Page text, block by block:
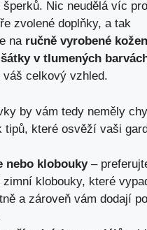
Nic neudělá víc
zvolené doplňky, a tak
na ručně vyrobené
šátky v tlumených
váš celkový vzhled.
by vám tedy neměly
tipů, které osvěží vaši
nebo klobouky–
zimní klobouky, které
a zároveň vám dodají